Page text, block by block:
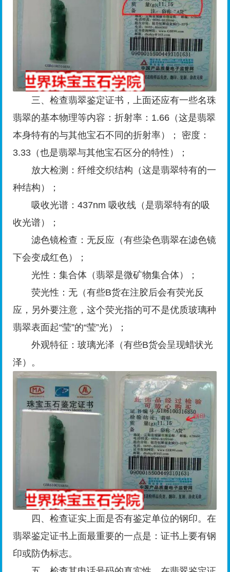
三、检查翡翠鉴定证书，上面还应有一些名珠
翡翠的基本物理等内容：折射率：1.66（这是翡翠
本身特有的与其他宝石不同的折射率）； 密度：
3.33（也是翡翠与其他宝石区分的特性）；
放大检测：纤维交织结构（这是翡翠特有的一
种结构）；
吸收光谱：437nm 吸收线（是翡翠特有的吸
收光谱）；
滤色镜检查：无反应（有些染色翡翠在滤色镜
下会变成红色）；
光性：集合体（翡翠是微矿物集合体）；
荧光性：无（有些B货在注胶后会有荧光反
应，另外要注意，这个荧光指的可不是优质玻璃种
翡翠表面起“莹”的“莹”光）；
外观特征：玻璃光泽（有些B货会呈现蜡状光
泽）。
四、检查证实上面是否有鉴定单位的钢印。在
翡翠鉴定证书上面最重要的一点是：证书上要有钢
印或防伪标志。